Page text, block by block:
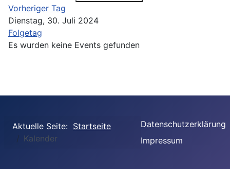
Vorheriger Tag
Dienstag, 30. Juli 2024
Folgetag
Es wurden keine Events gefunden
Aktuelle Seite: Startseite
Kalender
Datenschutzerklärung
Impressum